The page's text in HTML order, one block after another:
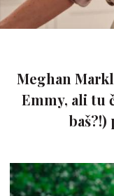
Meghan
Emmy, ali tu